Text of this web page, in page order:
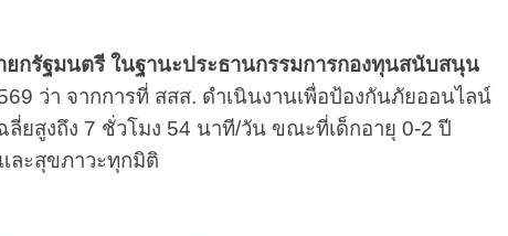
ยกรัฐมนตรี ในฐานะประธานกรรมการกองทุนสนับสนุน
ว่า จากการที่ สสส. ดำเนินงานเพื่อป้องกันภัยออนไลน์
ยสูงถึง 7 ชั่วโมง 54 นาที/วัน ขณะที่เด็กอายุ 0-2 ปี
ละสุขภาวะทุกมิติ